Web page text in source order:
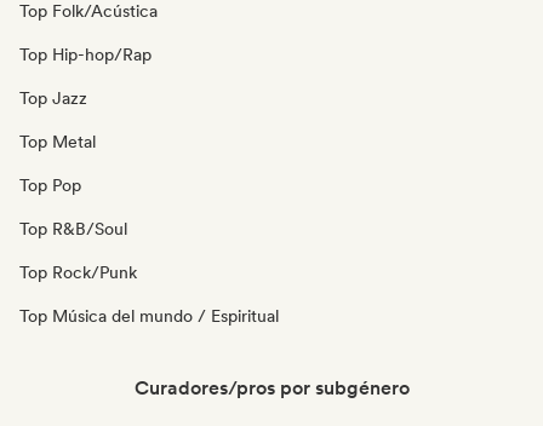
Top Folk/Acústica
Top Hip-hop/Rap
Top Jazz
Top Metal
Top Pop
Top R&B/Soul
Top Rock/Punk
Top Música del mundo / Espiritual
Curadores/pros por subgénero